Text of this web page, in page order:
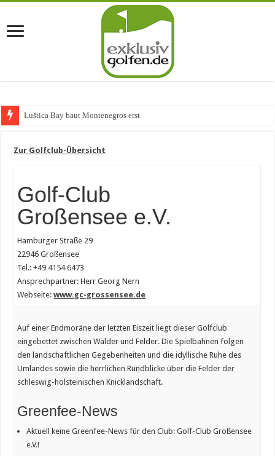
Luštica Bay baut Montenegros erste Golf-Comm
Zur Golfclub-Übersicht
Golf-Club
Großensee e.V.
Hamburger Straße 29
22946 Großensee
Tel.: +49 4154 6473
Ansprechpartner: Herr Georg Nern
Webseite:www.gc-grossensee.de
Auf einer Endmoräne der letzten Eiszeit liegt dieser Golfclub
eingebettet zwischen Wälder und Felder. Die Spielbahnen folgen
den landschaftlichen Gegebenheiten und die idyllische Ruhe des
Umlandes sowie die herrlichen Rundblicke über die Felder der
schleswig-holsteinischen Knicklandschaft.
Greenfee-News
Aktuell keine Greenfee-News für den Club: Golf-Club Großensee
e.V.!